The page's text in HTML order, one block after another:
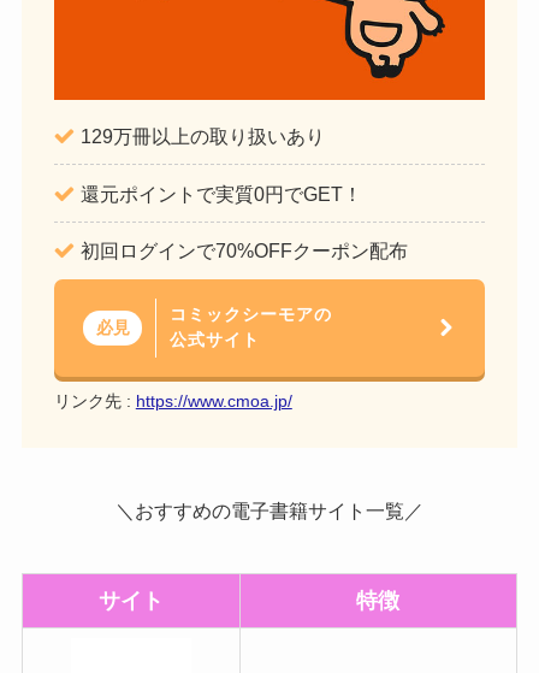
129万冊以上の取り扱いあり
還元ポイントで実質0円でGET！
初回ログインで70%OFFクーポン配布
必見
コミックシーモアの
公式サイト
リンク先 : https://www.cmoa.jp/
＼おすすめの電子書籍サイト一覧／
サイト 特徴